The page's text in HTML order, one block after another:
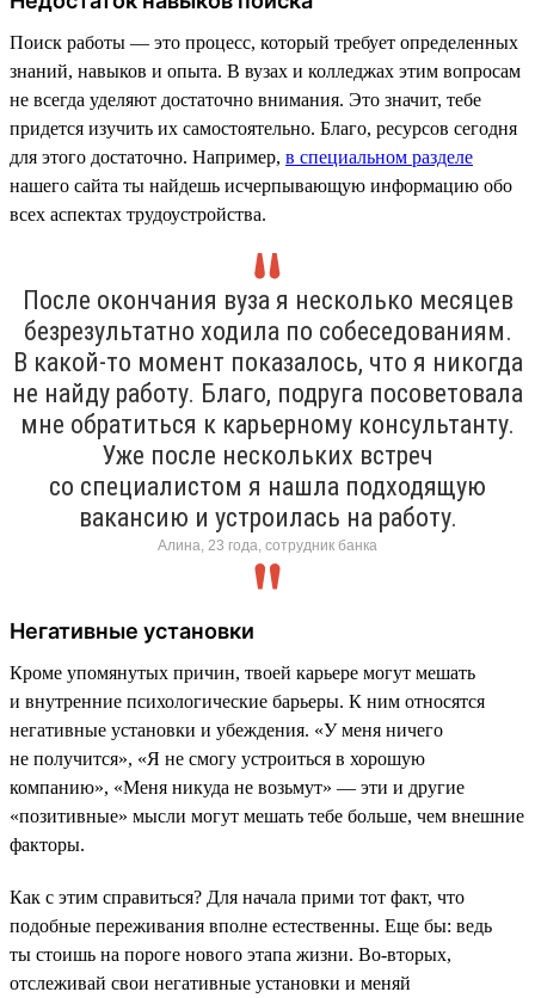
Поиск работы — это процесс, который требует определенных
знаний, навыков и опыта. В вузах и колледжах этим вопросам
не всегда уделяют достаточно внимания. Это значит, тебе
придется изучить их самостоятельно. Благо, ресурсов сегодня
для этого достаточно. Например, в специальном разделе
нашего сайта ты найдешь исчерпывающую информацию обо
всех аспектах трудоустройства.
После окончания вуза я несколько месяцев
безрезультатно ходила по собеседованиям.
В какой-то момент показалось, что я никогда
не найду работу. Благо, подруга посоветовала
мне обратиться к карьерному консультанту.
Уже после нескольких встреч
со специалистом я нашла подходящую
вакансию и устроилась на работу.
Алина, 23 года, сотрудник банка
Негативные установки
Кроме упомянутых причин, твоей карьере могут мешать
и внутренние психологические барьеры. К ним относятся
негативные установки и убеждения. «У меня ничего
не получится», «Я не смогу устроиться в хорошую
компанию», «Меня никуда не возьмут» — эти и другие
«позитивные» мысли могут мешать тебе больше, чем внешние
факторы.
Как с этим справиться? Для начала прими тот факт, что
подобные переживания вполне естественны. Еще бы: ведь
ты стоишь на пороге нового этапа жизни. Во-вторых,
отслеживай свои негативные установки и меняй